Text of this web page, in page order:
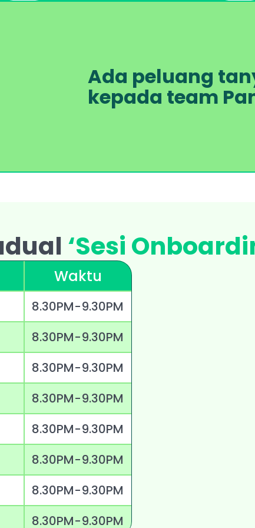
Ada peluang
kepada team
‘Sesi
Waktu
8.30PM-9.30PM
8.30PM-9.30PM
8.30PM-9.30PM
8.30PM-9.30PM
8.30PM-9.30PM
8.30PM-9.30PM
8.30PM-9.30PM
8.30PM-9.30PM